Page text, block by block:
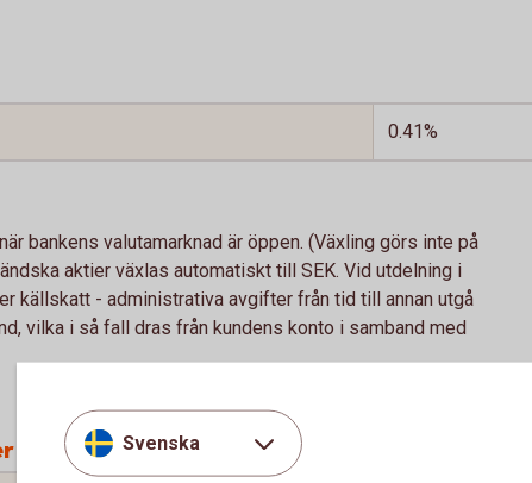
0.41%
bankens valutamarknad är öppen. (Växling görs inte på
aktier växlas automatiskt till SEK. Vid utdelning i
källskatt - administrativa avgifter från tid till annan utgå
vilka i så fall dras från kundens konto i samband med
Svenska